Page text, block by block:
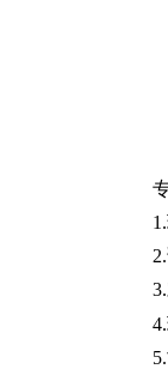
1.
2.
3.
4.
5.